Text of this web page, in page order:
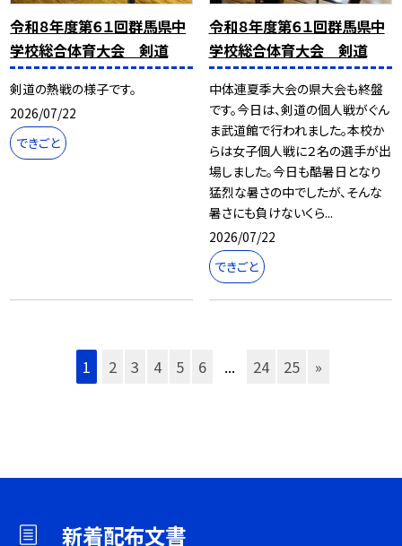
令和８年度第６１回群馬県中
学校総合体育大会 剣道
剣道の熱戦の様子です。
2026/07/22
できごと
令和８年度第６１回群馬県中
学校総合体育大会 剣道
中体連夏季大会の県大会も終盤
です。今日は、剣道の個人戦がぐん
ま武道館で行われました。本校か
らは女子個人戦に２名の選手が出
場しました。今日も酷暑日となり
猛烈な暑さの中でしたが、そんな
暑さにも負けないくら...
2026/07/22
できごと
1 2 3 4 5 6 ... 24 25 »
新着配布文書